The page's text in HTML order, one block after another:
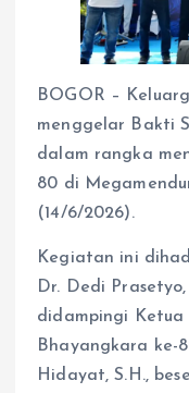
BOGOR –
menggelar Bakti
dalam rangka
80 di
(14/6/2026).
Kegiatan ini
Dr. Dedi Prasetyo,
didampingi Ketua
Bhayangkara ke-
Hidayat, S.H.,